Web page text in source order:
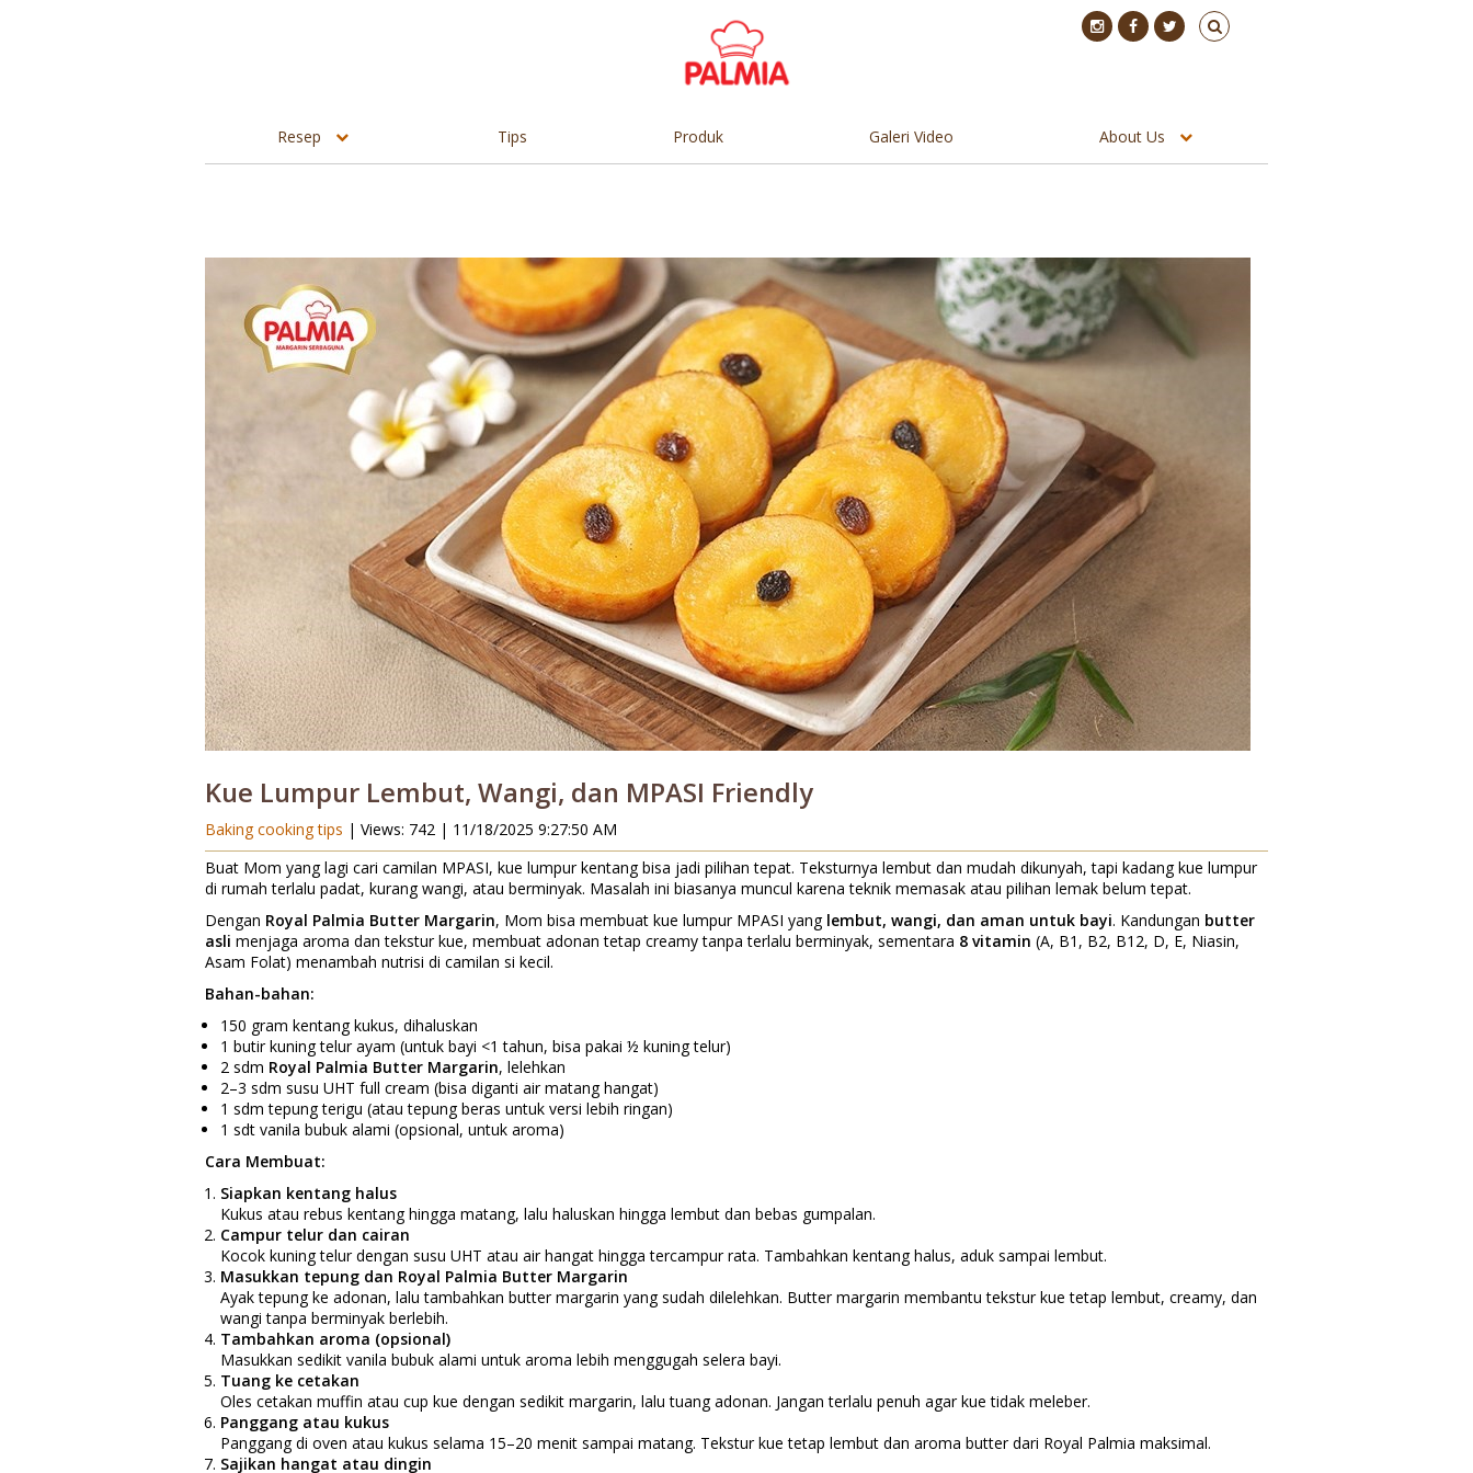
Resep Tips Produk Galeri Video About Us
Kue Lumpur Lembut, Wangi, dan MPASI Friendly
Baking cooking tips | Views: 742 | 11/18/2025 9:27:50 AM
Buat Mom yang lagi cari camilan MPASI, kue lumpur kentang bisa jadi pilihan tepat. Teksturnya lembut dan mudah dikunyah, tapi kadang kue lumpur
di rumah terlalu padat, kurang wangi, atau berminyak. Masalah ini biasanya muncul karena teknik memasak atau pilihan lemak belum tepat.
Dengan Royal Palmia Butter Margarin, Mom bisa membuat kue lumpur MPASI yang lembut, wangi, dan aman untuk bayi. Kandungan butter
asli menjaga aroma dan tekstur kue, membuat adonan tetap creamy tanpa terlalu berminyak, sementara 8 vitamin (A, B1, B2, B12, D, E, Niasin,
Asam Folat) menambah nutrisi di camilan si kecil.
Bahan-bahan:
150 gram kentang kukus, dihaluskan
1 butir kuning telur ayam (untuk bayi <1 tahun, bisa pakai ½ kuning telur)
2 sdm Royal Palmia Butter Margarin, lelehkan
2–3 sdm susu UHT full cream (bisa diganti air matang hangat)
1 sdm tepung terigu (atau tepung beras untuk versi lebih ringan)
1 sdt vanila bubuk alami (opsional, untuk aroma)
Cara Membuat:
Siapkan kentang halus
Kukus atau rebus kentang hingga matang, lalu haluskan hingga lembut dan bebas gumpalan.
Campur telur dan cairan
Kocok kuning telur dengan susu UHT atau air hangat hingga tercampur rata. Tambahkan kentang halus, aduk sampai lembut.
Masukkan tepung dan Royal Palmia Butter Margarin
Ayak tepung ke adonan, lalu tambahkan butter margarin yang sudah dilelehkan. Butter margarin membantu tekstur kue tetap lembut, creamy, dan
wangi tanpa berminyak berlebih.
Tambahkan aroma (opsional)
Masukkan sedikit vanila bubuk alami untuk aroma lebih menggugah selera bayi.
Tuang ke cetakan
Oles cetakan muffin atau cup kue dengan sedikit margarin, lalu tuang adonan. Jangan terlalu penuh agar kue tidak meleber.
Panggang atau kukus
Panggang di oven atau kukus selama 15–20 menit sampai matang. Tekstur kue tetap lembut dan aroma butter dari Royal Palmia maksimal.
Sajikan hangat atau dingin